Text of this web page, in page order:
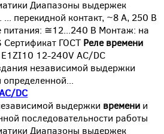
Диапазоны выдержек
перекидной контакт, ~8 А, 250 В
питания: ≅12...240 В Монтаж: на
Сертификат ГОСТ Реле времени
12-240V AC/DC
независимой выдержки
DC
выдержки времени и
последовательности работы
Диапазоны выдержек